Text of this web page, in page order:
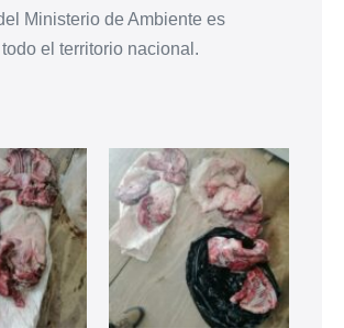
Ministerio de Ambiente es
el territorio nacional.